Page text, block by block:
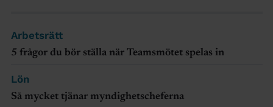
Arbetsrätt
5 frågor du bör ställa när Teamsmötet spelas in
Lön
Så mycket tjänar myndighetscheferna